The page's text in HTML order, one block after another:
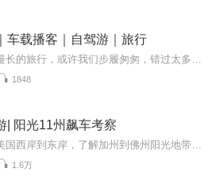
车载播客｜自驾游｜旅行
1848
| 阳光11州飙车考察
1.6万